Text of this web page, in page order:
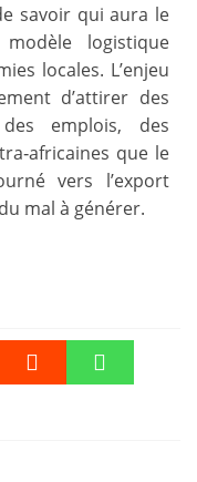
savoir qui aura le
logistique
locales. L’enjeu
d’attirer des
emplois, des
que le
vers l’export
mal à générer.